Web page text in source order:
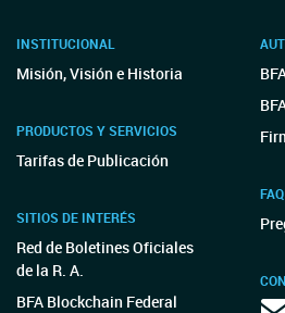
INSTITUCIONAL
Misión, Visión e Historia
PRODUCTOS Y SERVICIOS
Tarifas de Publicación
SITIOS DE INTERÉS
Red de Boletines Oficiales
de la R. A.
BFA Blockchain Federal